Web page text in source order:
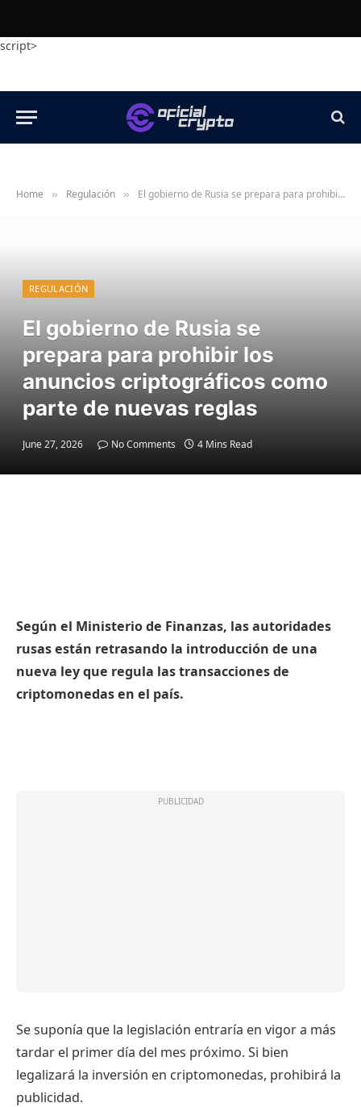
script>
Home » Regulación » El gobierno de Rusia se prepara para prohibir los anuncios criptográficos como parte de nuevas reglas
REGULACIÓN
El gobierno de Rusia se
prepara para prohibir los
anuncios criptográficos como
parte de nuevas reglas
June 27, 2026 No Comments 4 Mins Read
Según el Ministerio de Finanzas, las autoridades
rusas están retrasando la introducción de una
nueva ley que regula las transacciones de
criptomonedas en el país.
Se suponía que la legislación entraría en vigor a más
tardar el primer día del mes próximo. Si bien
legalizará la inversión en criptomonedas, prohibirá la
publicidad.